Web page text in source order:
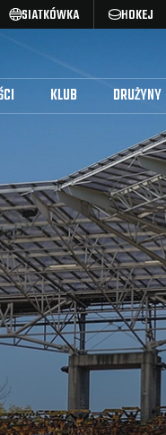
SIATKÓWKA HOKEJ
KLUB DRUŻYNY